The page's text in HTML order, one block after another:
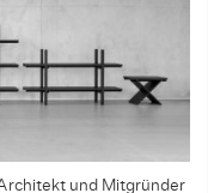
und Mitgründer